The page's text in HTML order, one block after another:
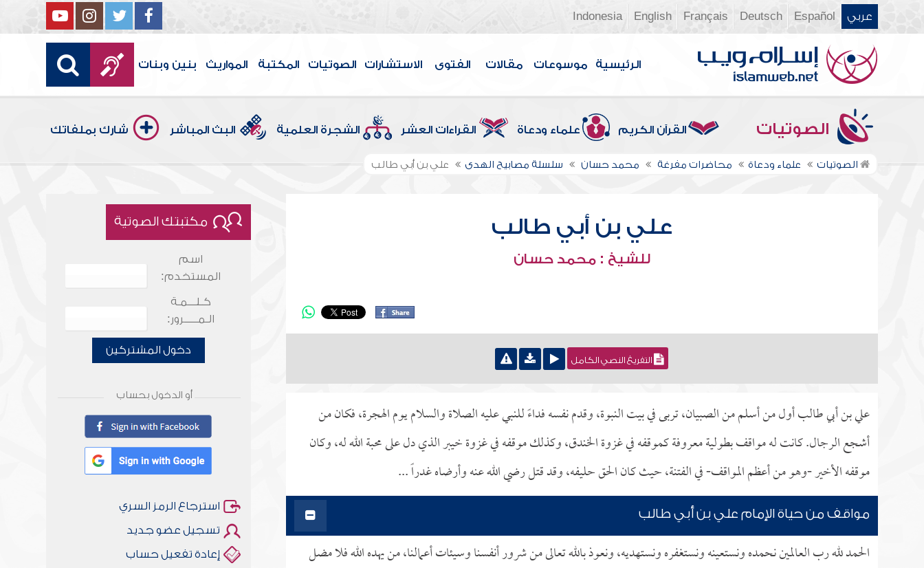
عربي Español
Deutsch
Français
English
Indonesia
الرئيسية موسوعات مقالات الفتوى الاستشارات الصوتيات المكتبة المواريث بنين وبنات
الصوتيات القرآن الكريم علماء ودعاة القراءات العشر الشجرة العلمية البث المباشر شارك بملفاتك
الصوتيات علماء ودعاة محاضرات مفرغة محمد حسان سلسلة مصابيح الهدى علي بن أبي طالب
علي بن أبي طالب
للشيخ : محمد حسان
التفريغ النصي الكامل
علي بن أبي طالب أول من أسلم من الصبيان، تربى في بيت النبوة، وقدم نفسه فداءً للنبي عليه الصلاة والسلام يوم الهجرة، فكان من
أشجع الرجال. كانت له مواقف بطولية معروفة كموقفه في غزوة الخندق، وكذلك موقفه في غزوة خيبر الذي دل على محبة الله له، وكان
موقفه الأخير -وهو من أعظم المواقف- في الفتنة، حيث كان الحق حليفه، وقد قتل رضي الله عنه وأرضاه غدراً ...
مواقف من حياة الإمام علي بن أبي طالب
الحمد لله رب العالمين نحمده ونستعينه ونستغفره ونستهديه، ونعوذ بالله تعالى من شرور أنفسنا وسيئات أعمالنا، من يهده الله فلا مضل
مكتبتك الصوتية
اسم
المستخدم:
كـلـــمـة
الـمـــــرور:
دخول المشتركين
أو الدخول بحساب
استرجاع الرمز السري
تسجيل عضو جديد
إعادة تفعيل حساب